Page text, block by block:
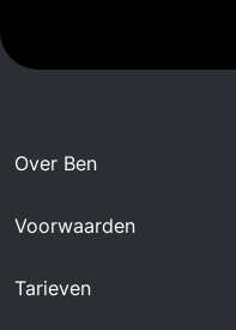
Over Ben
Voorwaarden
Tarieven